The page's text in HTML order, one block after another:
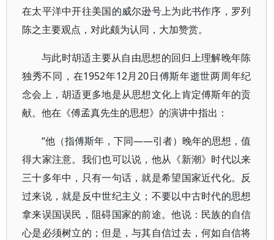
在太平洋中开往美国的威尔逊号上为此书作序，罗列
陈之主要观点，对此颇为认同，大加赞赏。
与此时胡适主要从自由思想的回归上理解晚年陈
独秀不同，在1952年12月20日傅斯年逝世两周年纪
念会上，胡适更多地是从思想文化上肯定傅斯年的贡
献。他在《傅孟真先生的思想》的演讲中指出：
“他（指傅斯年，下同——引者）晚年的思想，值
得大家注意。我们也可以说，他从《新潮》时代以来
三十多年中，只有一句话，就是希望国家近代化。反
过来说，就是反中世纪主义；不要以中古时代的思想
拿来误国误民，阻碍国家的前途。他说：民族的自信
心是必须树立的；但是，与其自信过去，何如自信将